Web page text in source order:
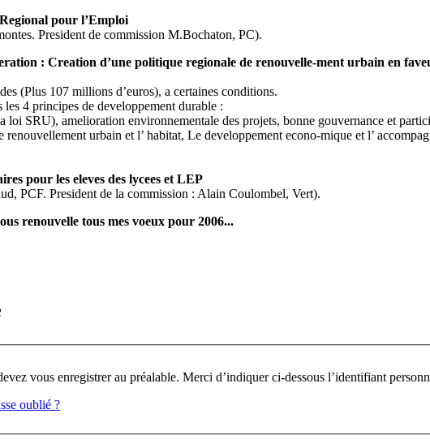
pour l’Emploi
President de commission M.Bochaton, PC).
: Creation d’une politique regionale de renouvelle-ment urbain en
(Plus 107 millions d’euros), a certaines conditions.
4 principes de developpement durable :
loi SRU), amelioration environnementale des projets, bonne gouvernance et
renouvellement urbain et l’ habitat, Le developpement econo-mique et l’
pour les eleves des lycees et LEP
PCF. President de la commission : Alain Coulombel, Vert).
renouvelle tous mes voeux pour 2006...
oublié ?